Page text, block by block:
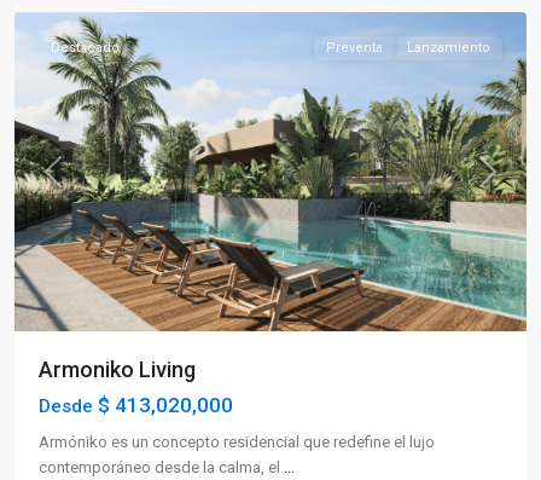
Previous Next
Destacado Preventa Lanzamiento
Armoniko Living
Desde $ 413,020,000
Armóniko es un concepto residencial que redefine el lujo
contemporáneo desde la calma, el ...